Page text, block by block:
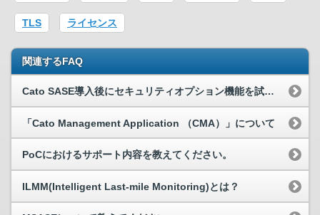
TLS ライセンス
関連するFAQ
Cato SASE導入後にセキュリティオプション機能を試験的に利用することはできますか？
「Cato Management Application （CMA）」について
PoCにおけるサポート内容を教えてください。
ILMM(Intelligent Last-mile Monitoring)とは？